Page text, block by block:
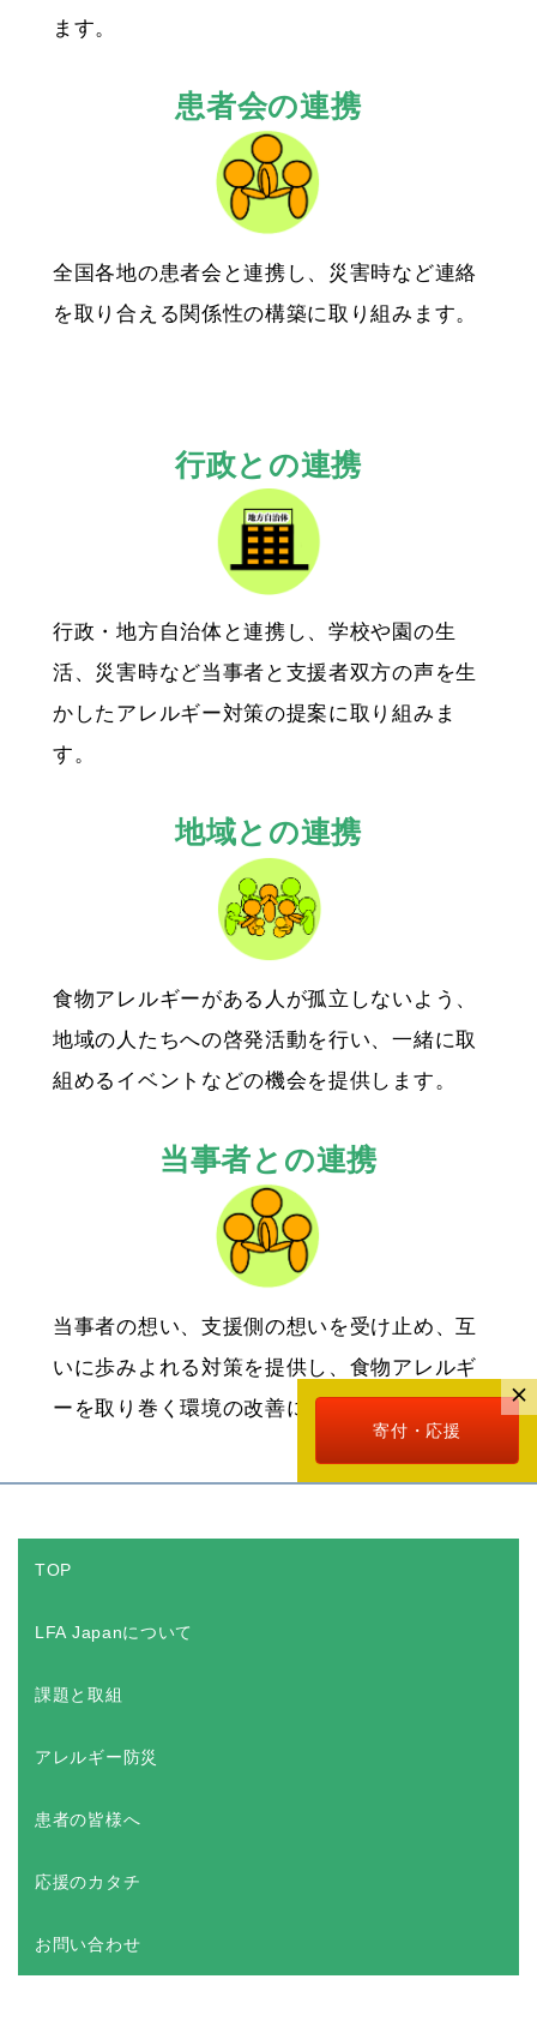
ます。
患者会の連携
全国各地の患者会と連携し、災害時など連絡
を取り合える関係性の構築に取り組みます。
行政との連携
行政・地方自治体と連携し、学校や園の生
活、災害時など当事者と支援者双方の声を生
かしたアレルギー対策の提案に取り組みま
す。
地域との連携
食物アレルギーがある人が孤立しないよう、
地域の人たちへの啓発活動を行い、一緒に取
組めるイベントなどの機会を提供します。
当事者との連携
当事者の想い、支援側の想いを受け止め、互
いに歩みよれる対策を提供し、食物アレルギ
ーを取り巻く環境の改善に取り組みます。
TOP
LFA Japanについて
課題と取組
アレルギー防災
患者の皆様へ
応援のカタチ
お問い合わせ
寄付・応援